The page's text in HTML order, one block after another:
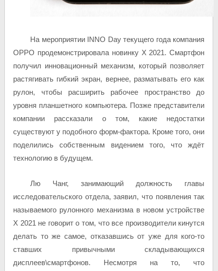
На мероприятии INNO Day текущего года компания
OPPO продемонстрировала новинку X 2021. Смартфон
получил инновационный механизм, который позволяет
растягивать гибкий экран, вернее, разматывать его как
рулон, чтобы расширить рабочее пространство до
уровня планшетного компьютера. Позже представители
компании рассказали о том, какие недостатки
существуют у подобного форм-фактора. Кроме того, они
поделились собственным видением того, что ждёт
технологию в будущем.
Лю Чанг, занимающий должность главы
исследовательского отдела, заявил, что появления так
называемого рулонного механизма в новом устройстве
X 2021 не говорит о том, что все производители кинутся
делать то же самое, отказавшись от уже для кого-то
ставших привычными складывающихся
дисплеев\смартфонов. Несмотря на то, что